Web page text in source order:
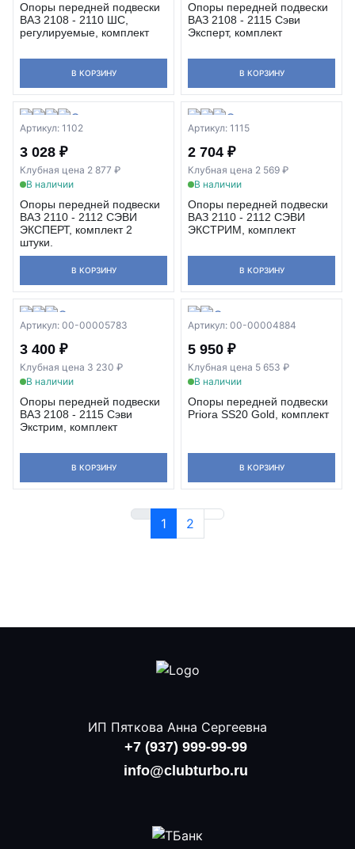
Опоры передней подвески
ВАЗ 2108 - 2110 ШС,
регулируемые, комплект
В КОРЗИНУ
Опоры передней подвески
ВАЗ 2108 - 2115 Сэви
Эксперт, комплект
В КОРЗИНУ
Артикул: 1102
3 028 ₽
Клубная цена 2 877 ₽
В наличии
Опоры передней подвески
ВАЗ 2110 - 2112 СЭВИ
ЭКСПЕРТ, комплект 2
штуки.
В КОРЗИНУ
Артикул: 1115
2 704 ₽
Клубная цена 2 569 ₽
В наличии
Опоры передней подвески
ВАЗ 2110 - 2112 СЭВИ
ЭКСТРИМ, комплект
В КОРЗИНУ
Артикул: 00-00005783
3 400 ₽
Клубная цена 3 230 ₽
В наличии
Опоры передней подвески
ВАЗ 2108 - 2115 Сэви
Экстрим, комплект
В КОРЗИНУ
Артикул: 00-00004884
5 950 ₽
Клубная цена 5 653 ₽
В наличии
Опоры передней подвески
Priora SS20 Gold, комплект
В КОРЗИНУ
1 2
ИП Пяткова Анна Сергеевна
+7 (937) 999-99-99
info@clubturbo.ru